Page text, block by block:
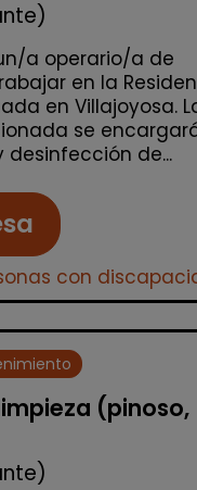
a operario/a de
en la
en Villajoyosa.
se
desinfección de...
con
(pinoso,